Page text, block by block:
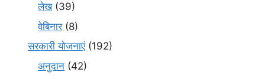
लेख(39)
वेबिनार(8)
सरकारी योजनाएं(192)
अनुदान (42)